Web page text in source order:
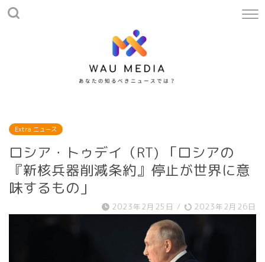
Extra ニュース
ロシア・トゥデイ（RT) 「ロシアの
『新核兵器削減条約』停止が世界に意
味するもの」
2023年2月25日 / 2023年2月26日